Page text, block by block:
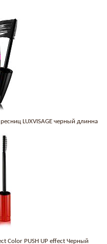
LUXVISAGE черный длинна
Color PUSH UP effect Черный